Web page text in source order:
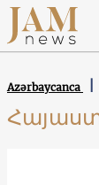
Azərbaycanca